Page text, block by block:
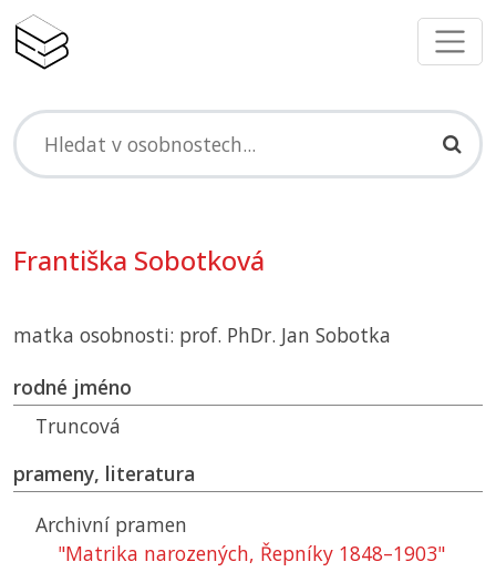
Františka Sobotková
matka osobnosti: prof. PhDr. Jan Sobotka
rodné jméno
Truncová
prameny, literatura
Archivní pramen
"Matrika narozených, Řepníky 1848–1903"